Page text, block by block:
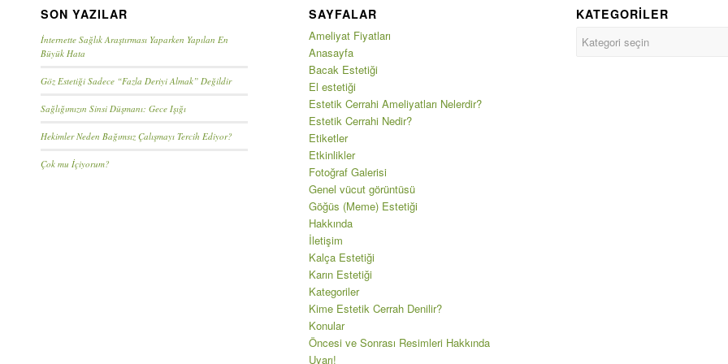
SON YAZILAR
İnternette Sağlık Araştırması Yaparken Yapılan En
Büyük Hata
Göz Estetiği Sadece “Fazla Deriyi Almak” Değildir
Sağlığımızın Sinsi Düşmanı: Gece Işığı
Hekimler Neden Bağımsız Çalışmayı Tercih Ediyor?
Çok mu İçiyorum?
SAYFALAR
Ameliyat Fiyatları
Anasayfa
Bacak Estetiği
El estetiği
Estetik Cerrahi Ameliyatları Nelerdir?
Estetik Cerrahi Nedir?
Etiketler
Etkinlikler
Fotoğraf Galerisi
Genel vücut görüntüsü
Göğüs (Meme) Estetiği
Hakkında
İletişim
Kalça Estetiği
Karın Estetiği
Kategoriler
Kime Estetik Cerrah Denilir?
Konular
Öncesi ve Sonrası Resimleri Hakkında
Uyarı!
KATEGORILER